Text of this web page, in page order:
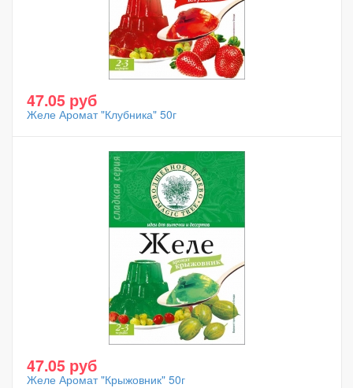
47.05 руб
Желе Аромат "Клубника" 50г
47.05 руб
Желе Аромат "Крыжовник" 50г